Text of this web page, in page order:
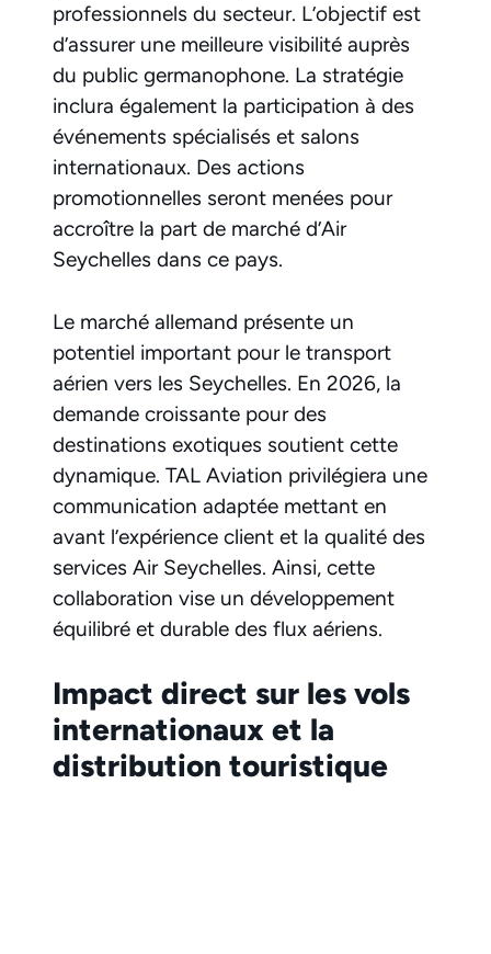
professionnels du secteur. L’objectif est
d’assurer une meilleure visibilité auprès
du public germanophone. La stratégie
inclura également la participation à des
événements spécialisés et salons
internationaux. Des actions
promotionnelles seront menées pour
accroître la part de marché d’Air
Seychelles dans ce pays.
Le marché allemand présente un
potentiel important pour le transport
aérien vers les Seychelles. En 2026, la
demande croissante pour des
destinations exotiques soutient cette
dynamique. TAL Aviation privilégiera une
communication adaptée mettant en
avant l’expérience client et la qualité des
services Air Seychelles. Ainsi, cette
collaboration vise un développement
équilibré et durable des flux aériens.
Impact direct sur les vols
internationaux et la
distribution touristique